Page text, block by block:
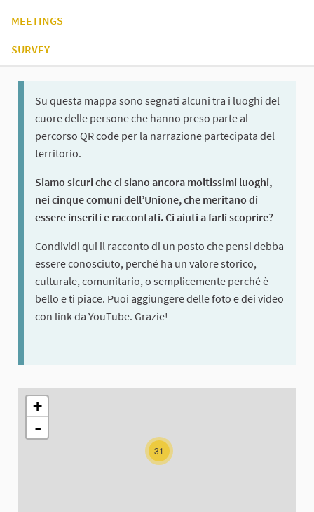
MEETINGS
SURVEY
Su questa mappa sono segnati alcuni tra i luoghi del
cuore delle persone che hanno preso parte al
percorso QR code per la narrazione partecipata del
territorio.
Siamo sicuri che ci siano ancora moltissimi luoghi,
nei cinque comuni dell’Unione, che meritano di
essere inseriti e raccontati. Ci aiuti a farli scoprire?
Condividi qui il racconto di un posto che pensi debba
essere conosciuto, perché ha un valore storico,
culturale, comunitario, o semplicemente perché è
bello e ti piace. Puoi aggiungere delle foto e dei video
con link da YouTube. Grazie!
The following element is a map which presents the items on
31
+
-